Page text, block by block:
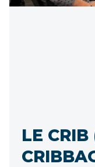
LE CRIB